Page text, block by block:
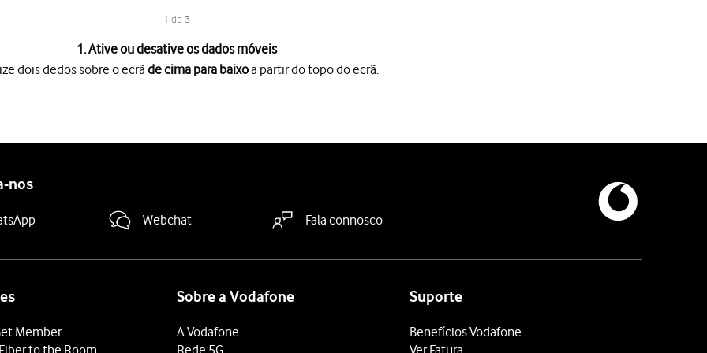
1 de 3
1. Ative ou desative os dados móveis
dois dedos sobre o ecrãde cima para baixoa partir do topo do ecrã.
nos
Webchat Fala connosco
Member
to the Room
Sobre a Vodafone
A Vodafone
Rede 5G
Suporte
Benefícios Vodafone
Ver Fatura